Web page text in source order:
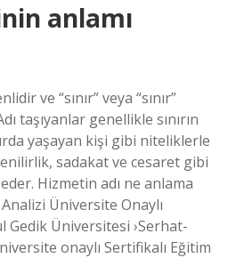
anlamı
ve “sınır” veya “sınır”
taşıyanlar genellikle sınırın
yaşayan kişi gibi niteliklerle
sadakat ve cesaret gibi
Hizmetin adı ne anlama
Üniversite Onaylı
Gedik Üniversitesi ›Serhat-
onaylı Sertifikalı Eğitim